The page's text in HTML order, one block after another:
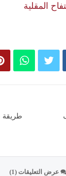
المقلية
طريقة
عرض التعليقات (1)